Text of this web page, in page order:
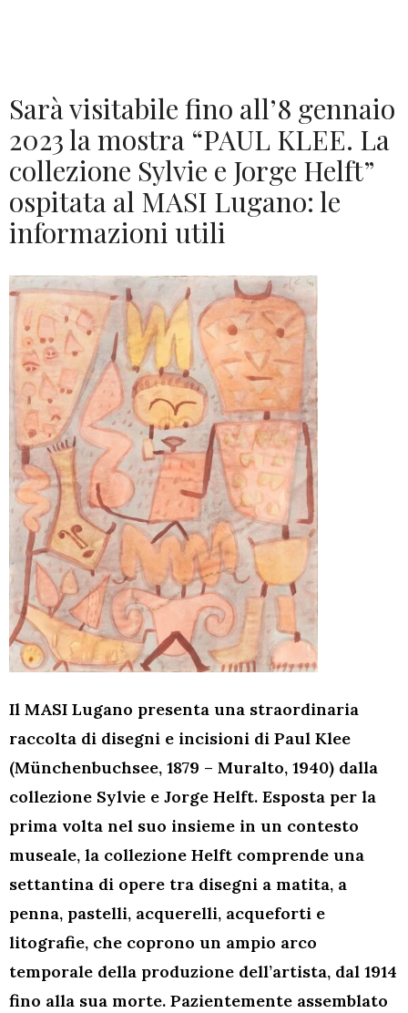
Sarà visitabile fino all’8 gennaio
2023 la mostra “PAUL KLEE. La
collezione Sylvie e Jorge Helft”
ospitata al MASI Lugano: le
informazioni utili
Il MASI Lugano presenta una straordinaria
raccolta di disegni e incisioni di Paul Klee
(Münchenbuchsee, 1879 – Muralto, 1940) dalla
collezione Sylvie e Jorge Helft. Esposta per la
prima volta nel suo insieme in un contesto
museale, la collezione Helft comprende una
settantina di opere tra disegni a matita, a
penna, pastelli, acquerelli, acqueforti e
litografie, che coprono un ampio arco
temporale della produzione dell’artista, dal 1914
fino alla sua morte. Pazientemente assemblato